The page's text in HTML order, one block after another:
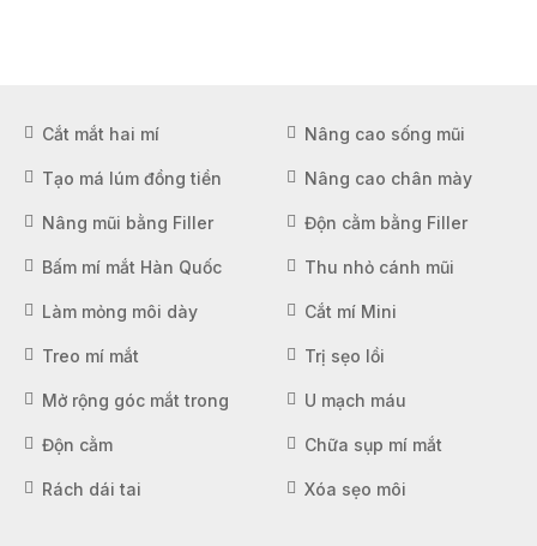
Cắt mắt hai mí Nâng cao sống mũi
Tạo má lúm đồng tiền Nâng cao chân mày
Nâng mũi bằng Filler Độn cằm bằng Filler
Bấm mí mắt Hàn Quốc Thu nhỏ cánh mũi
Làm mỏng môi dày Cắt mí Mini
Treo mí mắt Trị sẹo lồi
Mở rộng góc mắt trong U mạch máu
Độn cằm Chữa sụp mí mắt
Rách dái tai Xóa sẹo môi